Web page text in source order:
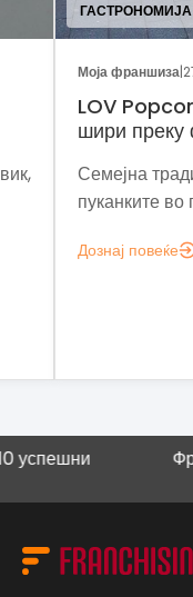
ГАСТРОНОМИЈА
Моја франшиза|
LOV
шири
Семејна
пуканките
Дознај повеќе